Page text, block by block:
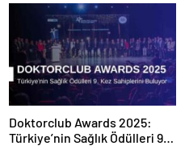
Doktorclub Awards 2025:
Türkiye’nin Sağlık Ödülleri 9.